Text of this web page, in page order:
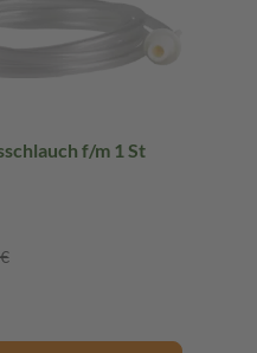
f/m 1 St